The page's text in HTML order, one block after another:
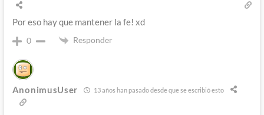
Por eso hay que mantener la fe! xd
0 Responder
AnonimusUser 13 años han pasado desde que se escribió esto